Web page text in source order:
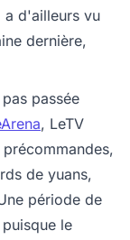
a d'ailleurs vu
dernière,
passée
, LeTV
de yuans,
période de
le